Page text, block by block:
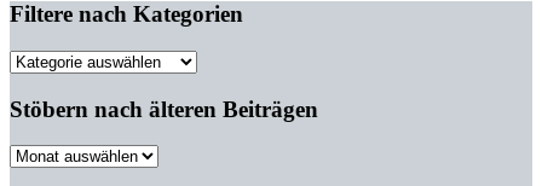
Filtere nach Kategorien
Filtere
Kategorien
Stöbern nach älteren Beiträgen
Stöbern